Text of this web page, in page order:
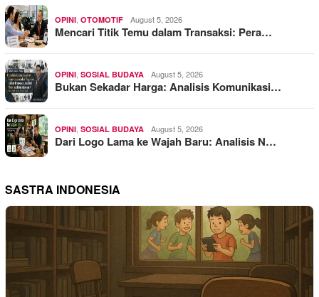
OPINI OTOMOTIF August 5, 2026
Mencari Titik Temu dalam Transaksi: Pera…
OPINI SOSIAL BUDAYA August 5, 2026
Bukan Sekadar Harga: Analisis Komunikasi…
OPINI SOSIAL BUDAYA August 5, 2026
Dari Logo Lama ke Wajah Baru: Analisis N…
SASTRA INDONESIA